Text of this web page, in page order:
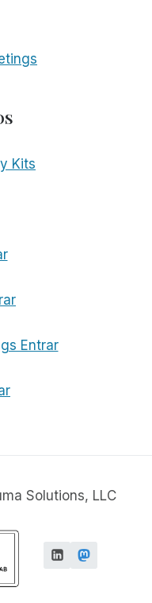
Kits
Entrar
Solutions, LLC